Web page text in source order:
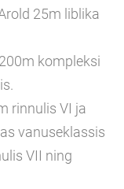
25m liblika
kompleksi
rinnulis VI ja
vanuseklassis
VII ning